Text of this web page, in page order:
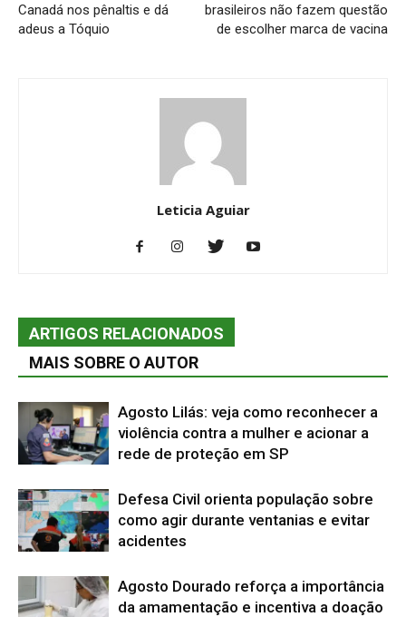
Canadá nos pênaltis e dá
adeus a Tóquio
brasileiros não fazem questão
de escolher marca de vacina
Leticia Aguiar
ARTIGOS RELACIONADOS
MAIS SOBRE O AUTOR
Agosto Lilás: veja como reconhecer a
violência contra a mulher e acionar a
rede de proteção em SP
Defesa Civil orienta população sobre
como agir durante ventanias e evitar
acidentes
Agosto Dourado reforça a importância
da amamentação e incentiva a doação